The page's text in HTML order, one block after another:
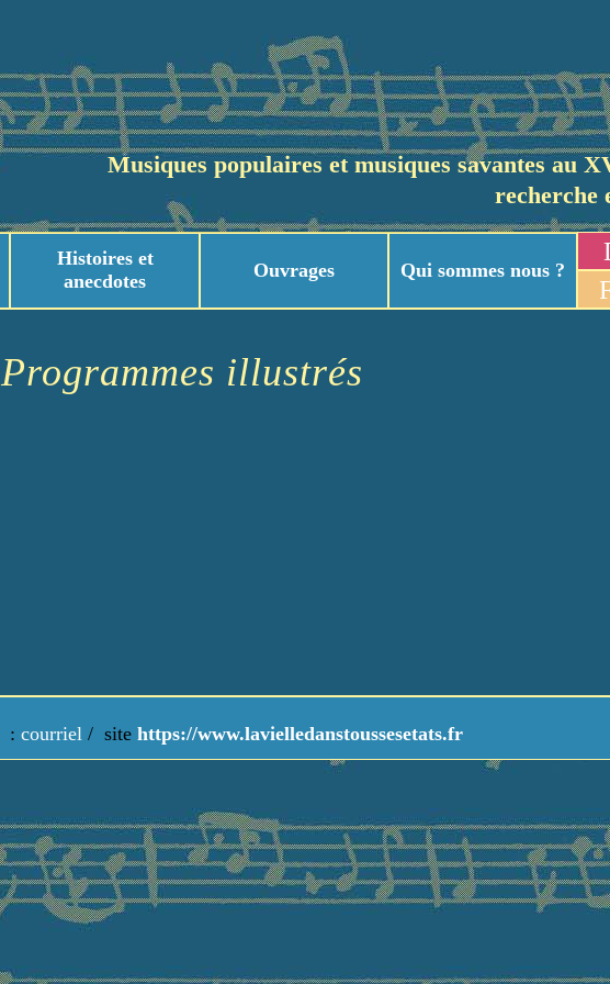
Musiques populaires et musiques savantes au
recherche
Histoires et
anecdotes
Ouvrages Qui sommes nous ?
Programmes illustrés
: courriel / site https://www.lavielledanstoussesetats.fr